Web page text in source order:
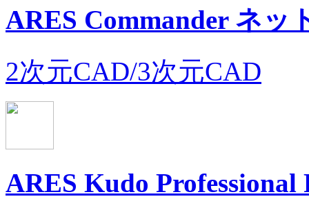
ARES Commander ネッ
2次元CAD/3次元CAD
ARES Kudo